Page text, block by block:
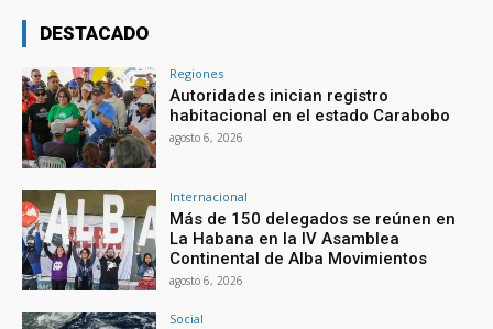
DESTACADO
Regiones
Autoridades inician registro
habitacional en el estado Carabobo
agosto 6, 2026
Internacional
Más de 150 delegados se reúnen en
La Habana en la IV Asamblea
Continental de Alba Movimientos
agosto 6, 2026
Social